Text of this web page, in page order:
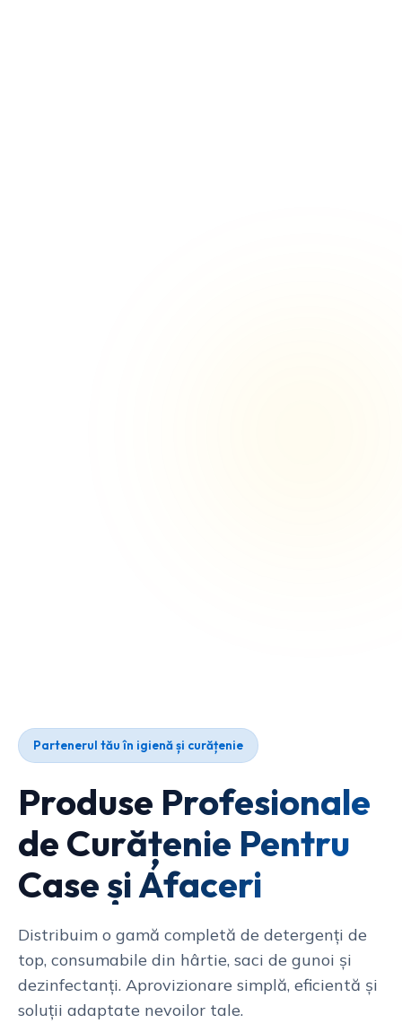
Partenerul tău în igienă și curățenie
Produse Profesionale
de Curățenie Pentru
Case și Afaceri
Distribuim o gamă completă de detergenți de
top, consumabile din hârtie, saci de gunoi și
dezinfectanți. Aprovizionare simplă, eficientă și
soluții adaptate nevoilor tale.